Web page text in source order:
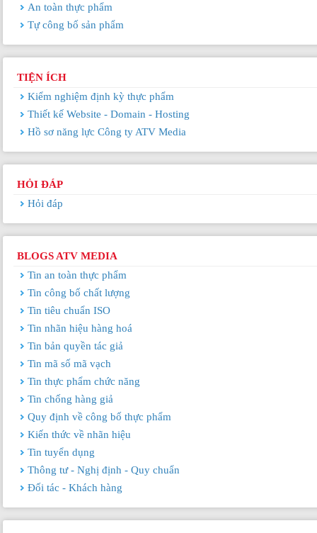
An toàn thực phẩm
Tự công bố sản phẩm
TIỆN ÍCH
Kiểm nghiệm định kỳ thực phẩm
Thiết kế Website - Domain - Hosting
Hồ sơ năng lực Công ty ATV Media
HỎI ĐÁP
Hỏi đáp
BLOGS ATV MEDIA
Tin an toàn thực phẩm
Tin công bố chất lượng
Tin tiêu chuẩn ISO
Tin nhãn hiệu hàng hoá
Tin bản quyền tác giả
Tin mã số mã vạch
Tin thực phẩm chức năng
Tin chống hàng giả
Quy định về công bố thực phẩm
Kiến thức về nhãn hiệu
Tin tuyển dụng
Thông tư - Nghị định - Quy chuẩn
Đối tác - Khách hàng